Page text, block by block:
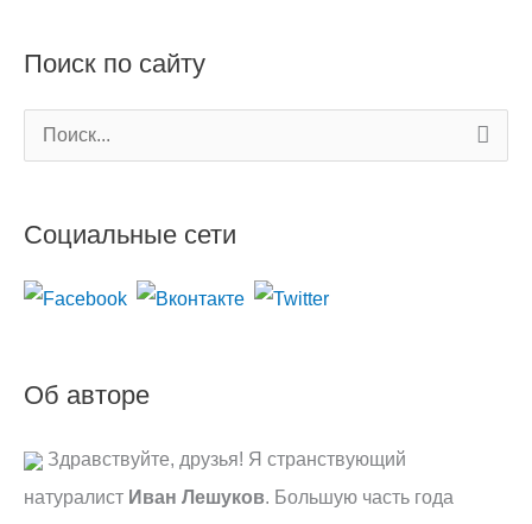
Поиск по сайту
о
с
к
Социальные сети
Об авторе
Здравствуйте, друзья! Я странствующий
натуралист Иван Лешуков. Большую часть года